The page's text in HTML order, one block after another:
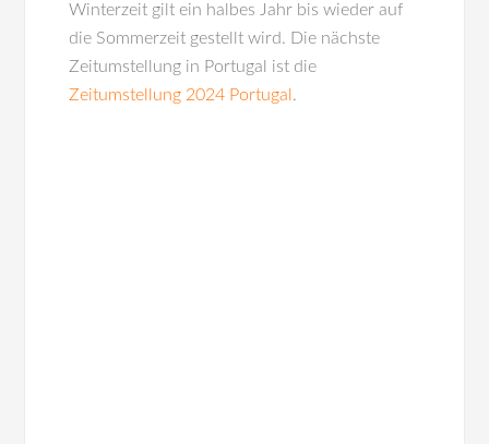
Winterzeit gilt ein halbes Jahr bis wieder auf
die Sommerzeit gestellt wird. Die nächste
Zeitumstellung in Portugal ist die
Zeitumstellung 2024 Portugal .